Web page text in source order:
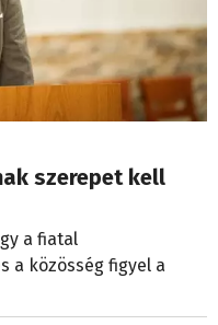
szerepet kell
a fiatal
a közösség figyel a